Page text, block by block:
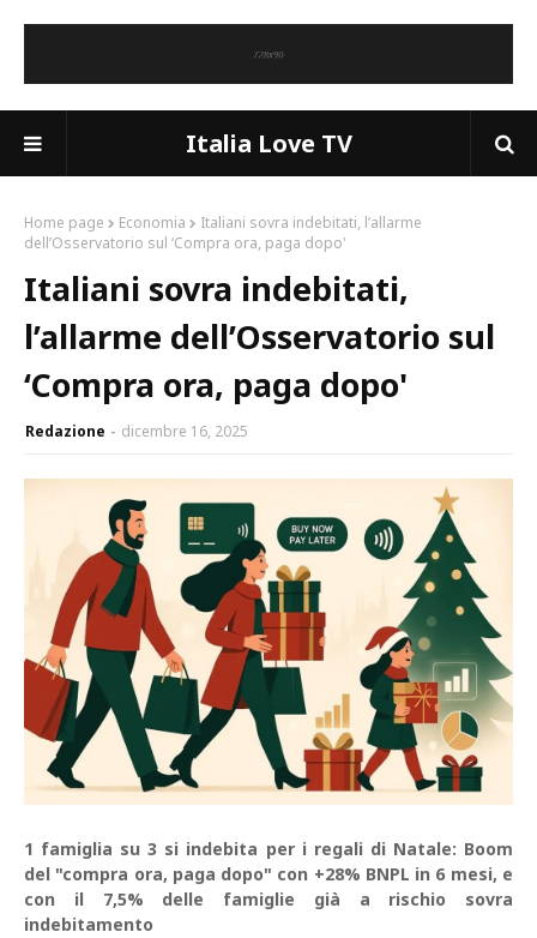
Italia Love TV
Home page Economia
Italiani sovra indebitati, l’allarme
dell’Osservatorio sul ‘Compra ora, paga dopo'
Italiani sovra indebitati,
l’allarme dell’Osservatorio sul
‘Compra ora, paga dopo'
Redazione dicembre 16, 2025
1 famiglia su 3 si indebita per i regali di Natale: Boom
del "compra ora, paga dopo" con +28% BNPL in 6 mesi, e
con il 7,5% delle famiglie già a rischio sovra
indebitamento